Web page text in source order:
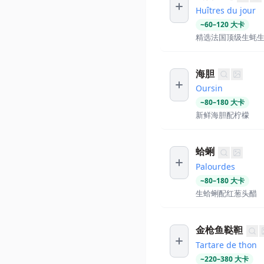
Huîtres du jour
~60–120大卡
精选法国顶级生蚝
海胆
Oursin
~80–180大卡
新鲜海胆配柠檬
蛤蜊
Palourdes
~80–180大卡
生蛤蜊配红葱头醋
金枪鱼鞑靼
Tartare de thon
~220–380大卡